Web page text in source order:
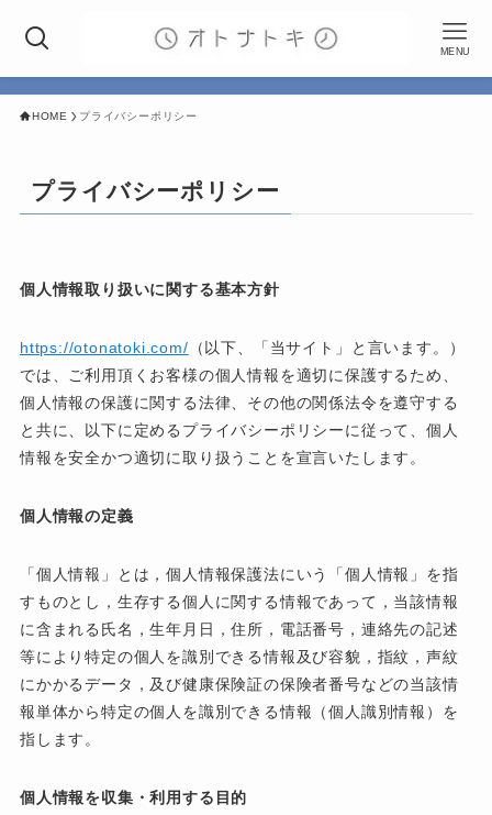
MENU
HOME プライバシーポリシー
プライバシーポリシー
個人情報取り扱いに関する基本方針
https://otonatoki.com/ （以下、「当サイト」と言います。）
では、ご利用頂くお客様の個人情報を適切に保護するため、
個人情報の保護に関する法律、その他の関係法令を遵守する
と共に、以下に定めるプライバシーポリシーに従って、個人
情報を安全かつ適切に取り扱うことを宣言いたします。
個人情報の定義
「個人情報」とは，個人情報保護法にいう「個人情報」を指
すものとし，生存する個人に関する情報であって，当該情報
に含まれる氏名，生年月日，住所，電話番号，連絡先の記述
等により特定の個人を識別できる情報及び容貌，指紋，声紋
にかかるデータ，及び健康保険証の保険者番号などの当該情
報単体から特定の個人を識別できる情報（個人識別情報）を
指します。
個人情報を収集・利用する目的